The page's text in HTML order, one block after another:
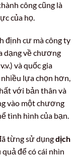
công cũng là
của họ.
định cư mà công ty
dạng về chương
và quốc gia
nhiều lựa chọn hơn,
với bản thân và
vào một chương
tình hình của bạn.
từng sử dụngdịch
để có cái nhìn